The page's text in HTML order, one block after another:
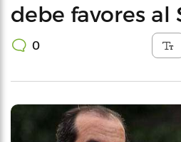
debe favores al
0